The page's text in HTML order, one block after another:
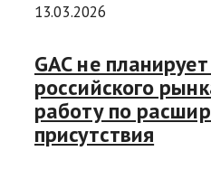
13.03.2026
GAC не
российского
работу по
присутствия